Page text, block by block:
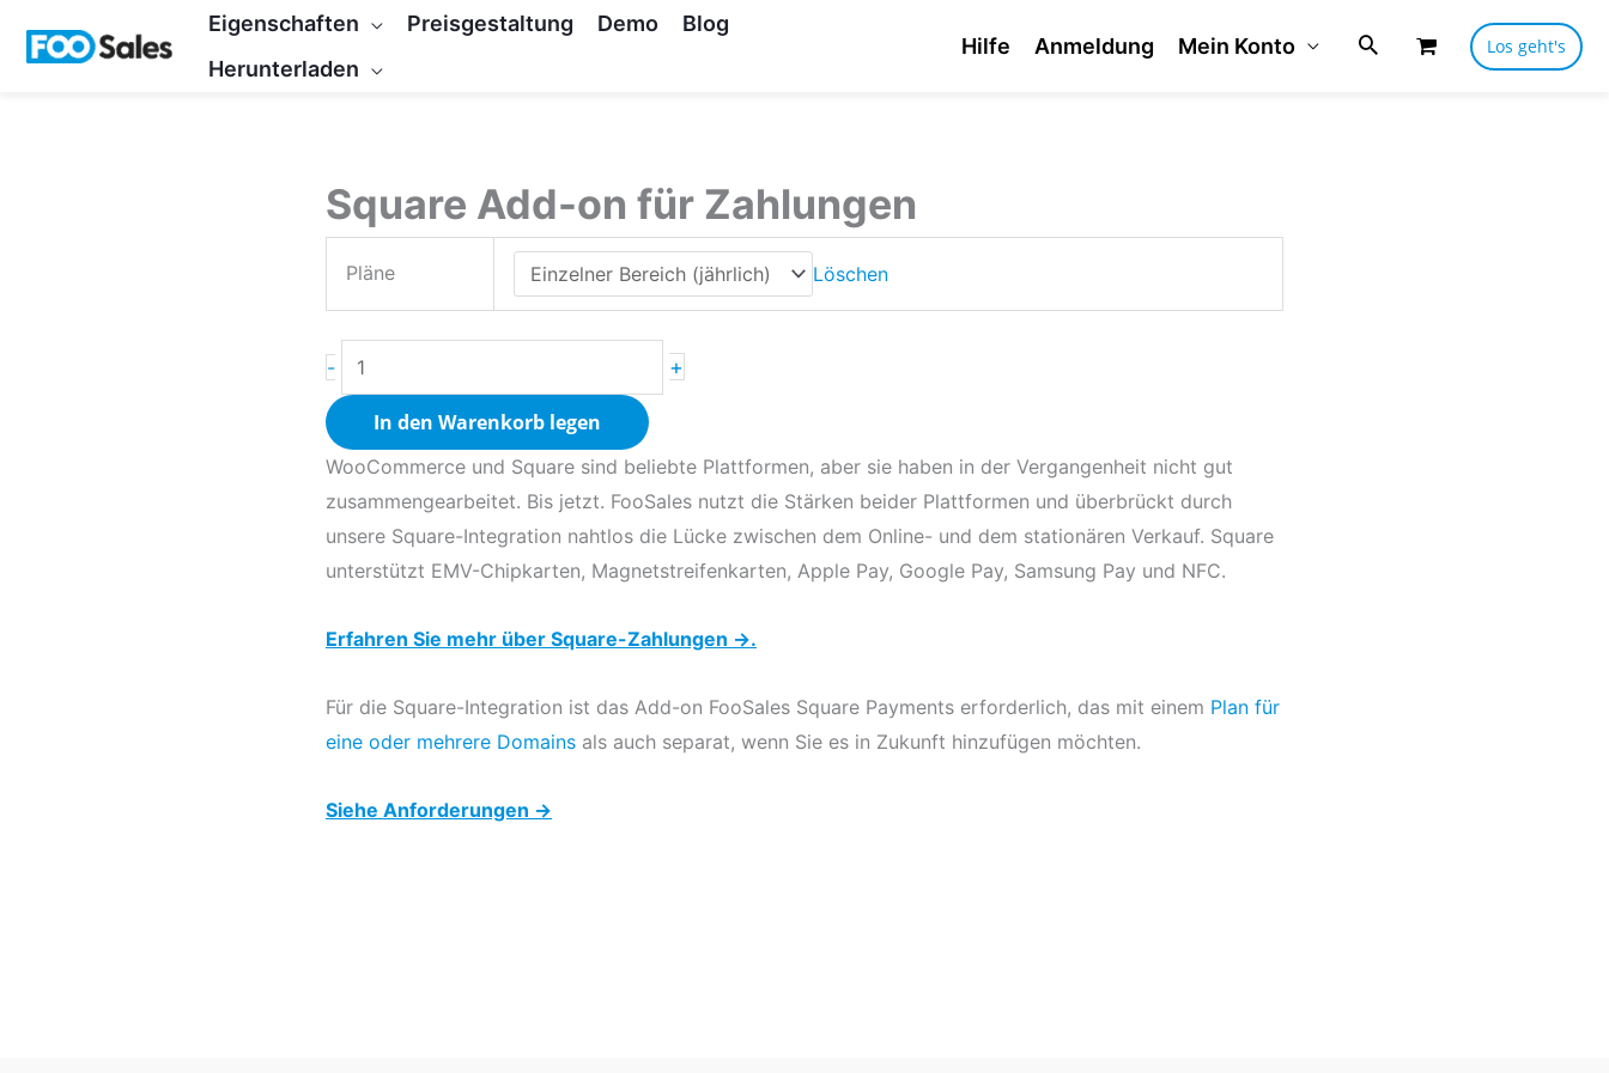
Inhalt
Eigenschaften Preisgestaltung Demo
Blog
Herunterladen
Hilfe Anmeldung Mein Konto Los geht's
Square Add-on für Zahlungen
Pläne Löschen
-
Square
Payments
Add-
Menge
+
In den Warenkorb legen
WooCommerce und Square sind beliebte Plattformen, aber sie haben in der Vergangenheit nicht gut
zusammengearbeitet. Bis jetzt. FooSales nutzt die Stärken beider Plattformen und überbrückt durch
unsere Square-Integration nahtlos die Lücke zwischen dem Online- und dem stationären Verkauf. Square
unterstützt EMV-Chipkarten, Magnetstreifenkarten, Apple Pay, Google Pay, Samsung Pay und NFC.
Erfahren Sie mehr über Square-Zahlungen →.
Für die Square-Integration ist das Add-on FooSales Square Payments erforderlich, das mit einem Plan für
eine oder mehrere Domains als auch separat, wenn Sie es in Zukunft hinzufügen möchten.
Siehe Anforderungen →